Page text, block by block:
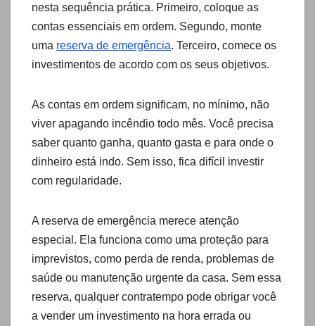
nesta sequência prática. Primeiro, coloque as
contas essenciais em ordem. Segundo, monte
uma reserva de emergência. Terceiro, comece os
investimentos de acordo com os seus objetivos.
As contas em ordem significam, no mínimo, não
viver apagando incêndio todo mês. Você precisa
saber quanto ganha, quanto gasta e para onde o
dinheiro está indo. Sem isso, fica difícil investir
com regularidade.
A reserva de emergência merece atenção
especial. Ela funciona como uma proteção para
imprevistos, como perda de renda, problemas de
saúde ou manutenção urgente da casa. Sem essa
reserva, qualquer contratempo pode obrigar você
a vender um investimento na hora errada ou